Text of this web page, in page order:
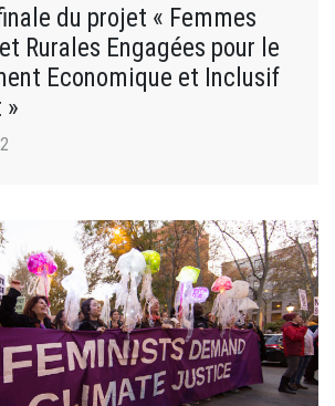
du projet « Femmes
Rurales Engagées pour le
Economique et Inclusif